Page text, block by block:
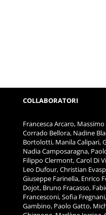
COLLABORATORI
Francesca Arcaro,
Corrado Bellora, Nadine
Bortolotti, Manila Calipari,
Nadia Camposaragna,
Filippo Clermont, Carol Di
Leo Dufour, Christian
Giuseppe Farinella, Enrico
Dojot, Bruno Fracasso,
Francesconi, Sofia
Gambino, Paolo Gatto,